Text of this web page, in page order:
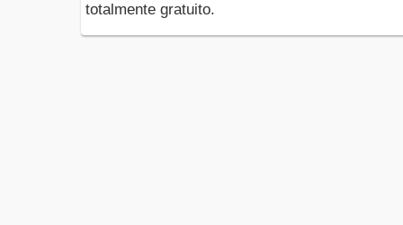
totalmente gratuito.